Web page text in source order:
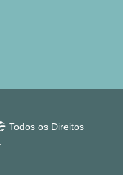
Todos os Direitos